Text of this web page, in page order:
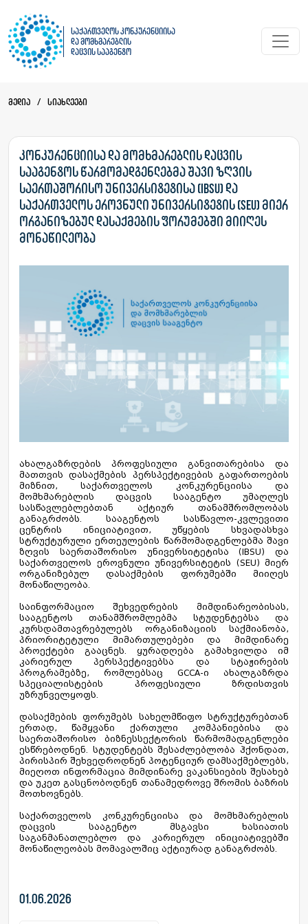
საქართველოს კონკურენციისა
და მომხმარებლის
დაცვის სააგენტო
მედია / სიახლეები
კონკურენციისა და მომხმარებლის დაცვის
სააგენტოს წარმომადგენლებმა შავი ზღვის
საერთაშორისო უნივერსიტეტისა (IBSU) და
საქართველოს ეროვნული უნივერსიტეტის (SEU) მიერ
ორგანიზებულ დასაქმების ფორუმებში მიიღეს
მონაწილეობა
ახალგაზრდების პროფესიული განვითარებისა და
მათთვის დასაქმების პერსპექტივების გაფართოების
მიზნით, საქართველოს კონკურენციისა და
მომხმარებლის დაცვის სააგენტო უმაღლეს
სასწავლებლებთან აქტიურ თანამშრომლობას
განაგრძობს. სააგენტოს სასწავლო-კვლევითი
ცენტრის ინიციატივით, უწყების სხვადასხვა
სტრუქტურული ერთეულების წარმომადგენლებმა შავი
ზღვის საერთაშორისო უნივერსიტეტისა (IBSU) და
საქართველოს ეროვნული უნივერსიტეტის (SEU) მიერ
ორგანიზებულ დასაქმების ფორუმებში მიიღეს
მონაწილეობა.
საინფორმაციო შეხვედრების მიმდინარეობისას,
სააგენტოს თანამშრომლებმა სტუდენტებსა და
კურსდამთავრებულებს ორგანიზაციის საქმიანობა,
პრიორიტეტული მიმართულებები და მიმდინარე
პროექტები გააცნეს. ყურადღება გამახვილდა იმ
კარიერულ პერსპექტივებსა და სტაჟირების
პროგრამებზე, რომლებსაც GCCA-ი ახალგაზრდა
სპეციალისტების პროფესიული ზრდისთვის
უზრუნველყოფს.
დასაქმების ფორუმებს სახელმწიფო სტრუქტურებთან
ერთად, წამყვანი ქართული კომპანიებისა და
საერთაშორისო ბიზნესსექტორის წარმომადგენლები
ესწრებოდნენ. სტუდენტებს შესაძლებლობა ჰქონდათ,
პირისპირ შეხვედროდნენ პოტენციურ დამსაქმებლებს,
მიეღოთ ინფორმაცია მიმდინარე ვაკანსიების შესახებ
და უკეთ გასცნობოდნენ თანამედროვე შრომის ბაზრის
მოთხოვნებს.
საქართველოს კონკურენციისა და მომხმარებლის
დაცვის სააგენტო მსგავსი ხასიათის
საგანმანათლებლო და კარიერულ ინიციატივებში
მონაწილეობას მომავალშიც აქტიურად განაგრძობს.
01.06.2026